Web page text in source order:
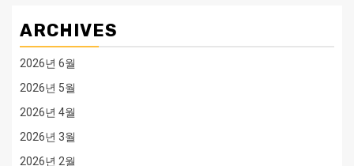
ARCHIVES
2026년 6월
2026년 5월
2026년 4월
2026년 3월
2026년 2월